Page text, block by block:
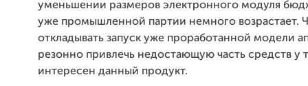
уменьшении размеров электронного модуля
уже промышленной партии немного возрастает.
откладывать запуск уже проработанной модели
резонно привлечь недостающую часть средств у
интересен данный продукт.